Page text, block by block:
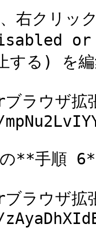
右クリッ
or
する) を
ラウザ拡
**手順 6**
ラウザ拡